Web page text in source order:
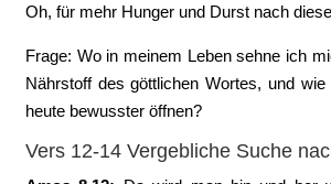
Oh, für mehr Hunger und Durst nach
Frage: Wo in meinem Leben sehne ich
Nährstoff des göttlichen Wortes, und
heute bewusster öffnen?
Vers 12-14 Vergebliche Suche